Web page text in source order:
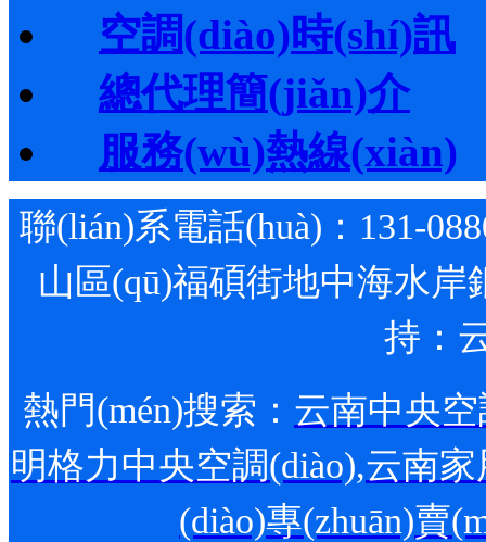
空調(diào)時(shí)訊
總代理簡(jiǎn)介
服務(wù)熱線(xiàn)
聯(lián)系電話(huà)：131-
山區(qū)福碩街地中海水岸
持：
熱門(mén)搜索： 云南中央空
明格力中央空調(diào),云南家
(diào)專(zhuān)賣